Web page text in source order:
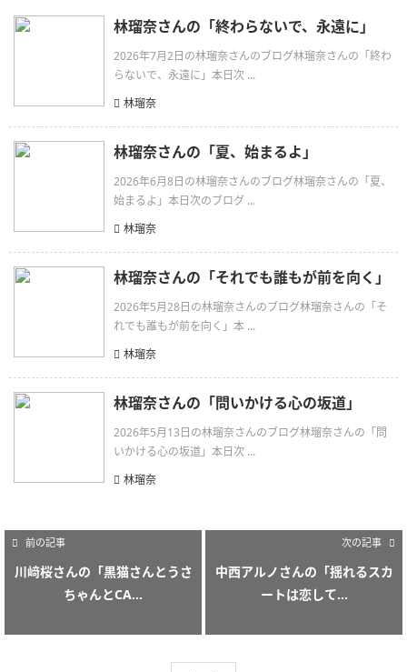
林瑠奈さんの「終わらないで、永遠に」
2026年7月2日の林瑠奈さんのブログ林瑠奈さんの「終わ
らないで、永遠に」本日次 ...
林瑠奈
林瑠奈さんの「夏、始まるよ」
2026年6月8日の林瑠奈さんのブログ林瑠奈さんの「夏、
始まるよ」本日次のブログ ...
林瑠奈
林瑠奈さんの「それでも誰もが前を向く」
2026年5月28日の林瑠奈さんのブログ林瑠奈さんの「そ
れでも誰もが前を向く」本 ...
林瑠奈
林瑠奈さんの「問いかける心の坂道」
2026年5月13日の林瑠奈さんのブログ林瑠奈さんの「問
いかける心の坂道」本日次 ...
林瑠奈
前の記事
川﨑桜さんの「黒猫さんとうさ
ちゃんとCA...
次の記事
中西アルノさんの「揺れるスカ
ートは恋して...